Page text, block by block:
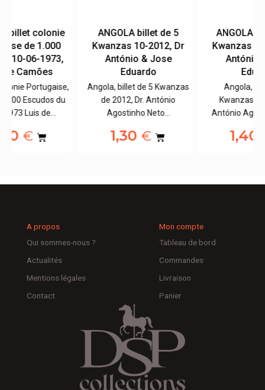
ANGOLA billet de 5
Kwanzas 10-2012, Dr
António & Jose
Angola, billet de 5 Kwanzas
de 2012, Dr. António
Agostinho Neto…
ANGOLA billet de 10
Kwanzas 10-2012, Dr.
António & Jose
Angola, billet de 10
Kwanzas de 2012, Dr.
António Agostinho Neto…
A propos
Qui sommes-nous ?
Actualités
Mentions légales
Contact
Mon compte
Tableau de bord
Commandes
Livraison
Panier